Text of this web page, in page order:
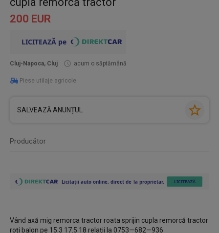
200 EUR
Cluj-Napoca, Cluj acum o săptămână
Piese utilaje agricole
SALVEAZĂ ANUNȚUL
Producător
Vând axă mig remorca tractor roata sprijin cupla remorcă tractor
roți balon pe 15.3 17.5 18 relații la 0753—682—936